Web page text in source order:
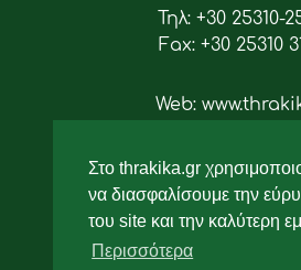
Στο thrakika.gr
να διασφαλίσουμε την
του site και την καλύτερη
Περισσότερα
Τηλ: +30 25310-
Fax: +30 25310
Web:
Ακολουθήστε